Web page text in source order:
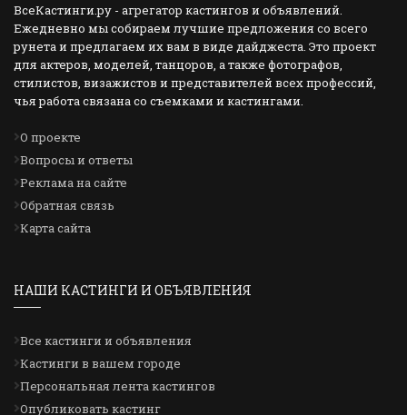
ВсеКастинги.ру - агрегатор кастингов и объявлений.
Ежедневно мы собираем лучшие предложения со всего
рунета и предлагаем их вам в виде дайджеста. Это проект
для актеров, моделей, танцоров, а также фотографов,
стилистов, визажистов и представителей всех профессий,
чья работа связана со съемками и кастингами.
О проекте
Вопросы и ответы
Реклама на сайте
Обратная связь
Карта сайта
НАШИ КАСТИНГИ И ОБЪЯВЛЕНИЯ
Все кастинги и объявления
Кастинги в вашем городе
Персональная лента кастингов
Опубликовать кастинг